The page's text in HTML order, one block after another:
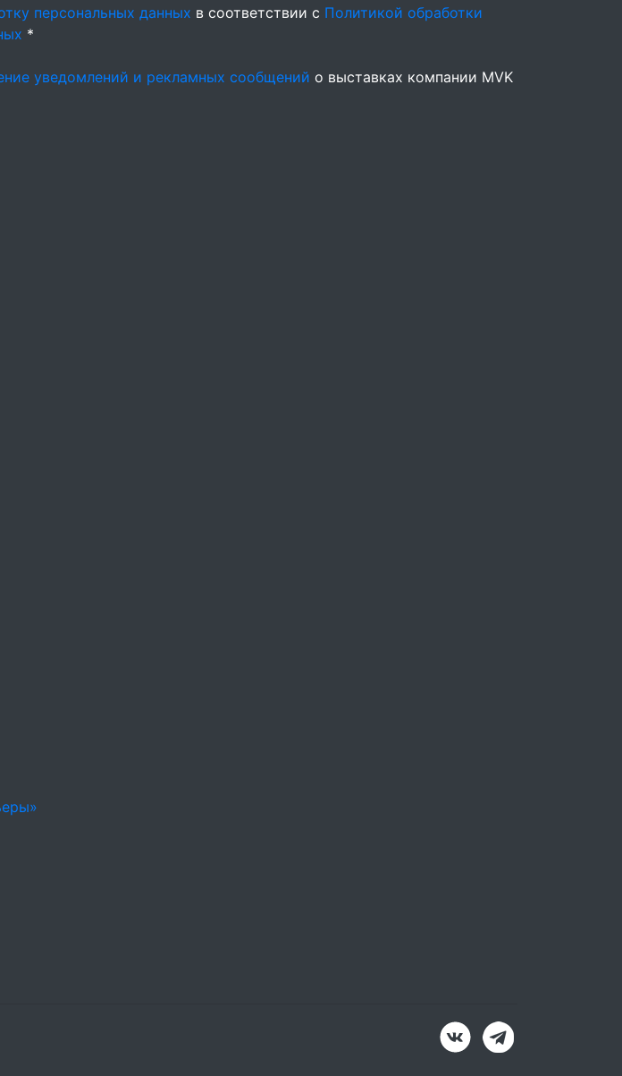
персональных данных в соответствии с Политикой обработки
*
уведомлений и рекламных сообщений о выставках компании MVK